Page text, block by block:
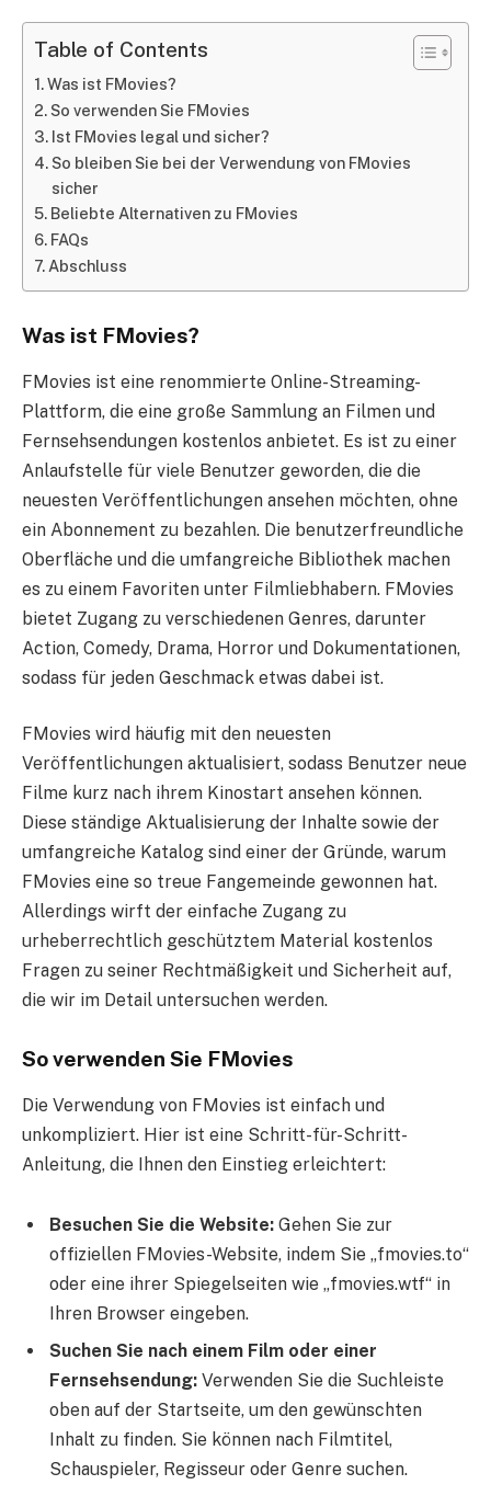
Table of Contents
Was ist FMovies?
So verwenden Sie FMovies
Ist FMovies legal und sicher?
So bleiben Sie bei der Verwendung von FMovies
sicher
Beliebte Alternativen zu FMovies
FAQs
Abschluss
Was ist FMovies?
FMovies ist eine renommierte Online-Streaming-
Plattform, die eine große Sammlung an Filmen und
Fernsehsendungen kostenlos anbietet. Es ist zu einer
Anlaufstelle für viele Benutzer geworden, die die
neuesten Veröffentlichungen ansehen möchten, ohne
ein Abonnement zu bezahlen. Die benutzerfreundliche
Oberfläche und die umfangreiche Bibliothek machen
es zu einem Favoriten unter Filmliebhabern. FMovies
bietet Zugang zu verschiedenen Genres, darunter
Action, Comedy, Drama, Horror und Dokumentationen,
sodass für jeden Geschmack etwas dabei ist.
FMovies wird häufig mit den neuesten
Veröffentlichungen aktualisiert, sodass Benutzer neue
Filme kurz nach ihrem Kinostart ansehen können.
Diese ständige Aktualisierung der Inhalte sowie der
umfangreiche Katalog sind einer der Gründe, warum
FMovies eine so treue Fangemeinde gewonnen hat.
Allerdings wirft der einfache Zugang zu
urheberrechtlich geschütztem Material kostenlos
Fragen zu seiner Rechtmäßigkeit und Sicherheit auf,
die wir im Detail untersuchen werden.
So verwenden Sie FMovies
Die Verwendung von FMovies ist einfach und
unkompliziert. Hier ist eine Schritt-für-Schritt-
Anleitung, die Ihnen den Einstieg erleichtert:
Besuchen Sie die Website: Gehen Sie zur
offiziellen FMovies-Website, indem Sie „fmovies.to“
oder eine ihrer Spiegelseiten wie „fmovies.wtf“ in
Ihren Browser eingeben.
Suchen Sie nach einem Film oder einer
Fernsehsendung: Verwenden Sie die Suchleiste
oben auf der Startseite, um den gewünschten
Inhalt zu finden. Sie können nach Filmtitel,
Schauspieler, Regisseur oder Genre suchen.